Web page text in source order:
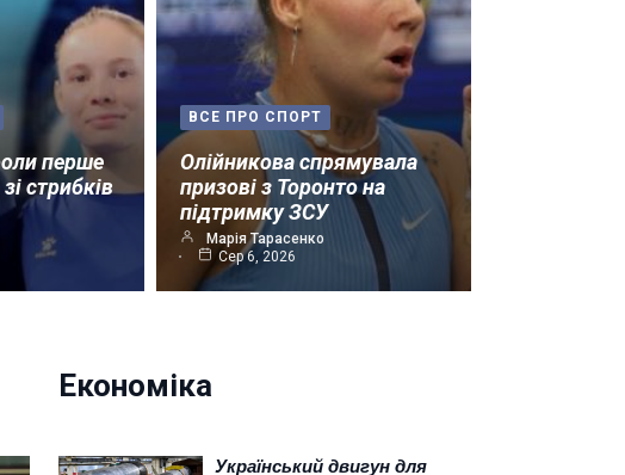
перше
стрибків
ВСЕ ПРО СПОРТ
Олійникова спрямувала
призові з Торонто на
підтримку ЗСУ
Марія Тарасенко
Сер 6, 2026
Економіка
Український двигун для